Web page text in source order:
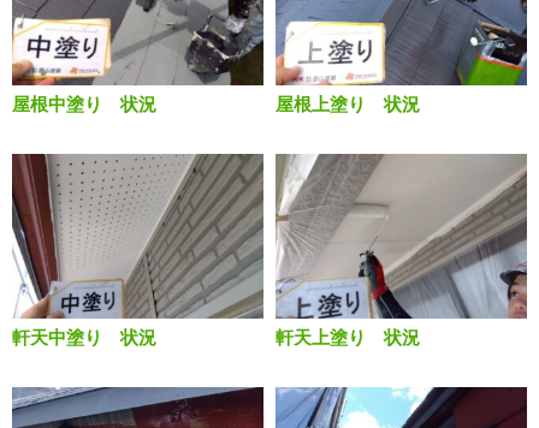
屋根中塗り 状況 屋根上塗り 状況
軒天中塗り 状況 軒天上塗り 状況